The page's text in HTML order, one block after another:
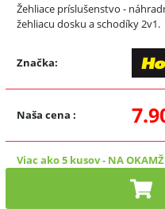
Žehliace príslušenstvo -
žehliacu dosku a schodíky 2v1.
Značka:
Naša cena :
Viac ako 5 kusov- NA